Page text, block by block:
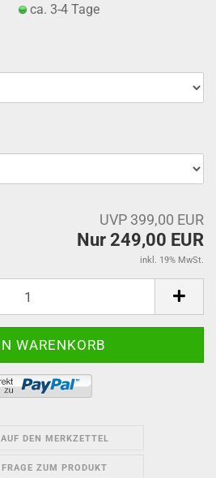
ca. 3-4 Tage
UVP 399,00 EUR
Nur 249,00 EUR
inkl. 19% MwSt.
AUF DEN MERKZETTEL
FRAGE ZUM PRODUKT